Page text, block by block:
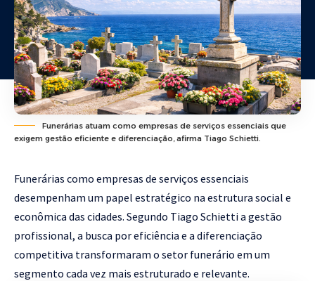
Funerárias atuam como empresas de serviços essenciais que
exigem gestão eficiente e diferenciação, afirma Tiago Schietti.
Funerárias como empresas de serviços essenciais
desempenham um papel estratégico na estrutura social e
econômica das cidades. Segundo Tiago Schietti a gestão
profissional, a busca por eficiência e a diferenciação
competitiva transformaram o setor funerário em um
segmento cada vez mais estruturado e relevante.